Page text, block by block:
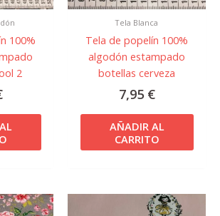
100%
2
Tela Blanca
Tela de popelín 100%
algodón estampado
botellas cerveza
7,95 €
AÑADIR AL
CARRITO